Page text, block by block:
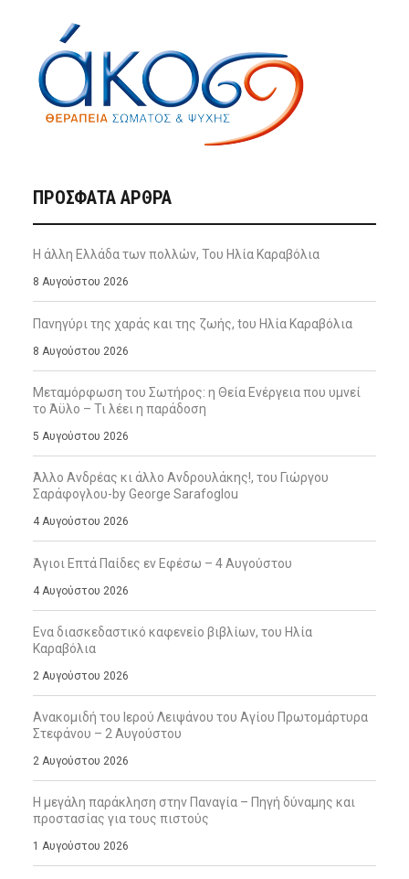
ΠΡΌΣΦΑΤΑ ΆΡΘΡΑ
Η άλλη Ελλάδα των πολλών, Του Ηλία Καραβόλια
8 Αυγούστου 2026
Πανηγύρι της χαράς και της ζωής, tου Ηλία Καραβόλια
8 Αυγούστου 2026
Μεταμόρφωση του Σωτήρος: η Θεία Ενέργεια που υμνεί
το Άϋλο – Τι λέει η παράδοση
5 Αυγούστου 2026
Άλλο Ανδρέας κι άλλο Ανδρουλάκης!, του Γιώργου
Σαράφογλου-by George Sarafoglou
4 Αυγούστου 2026
Άγιοι Επτά Παίδες εν Εφέσω – 4 Αυγούστου
4 Αυγούστου 2026
Ενα διασκεδαστικό καφενείο βιβλίων, του Ηλία
Καραβόλια
2 Αυγούστου 2026
Ανακομιδή του Ιερού Λειψάνου του Αγίου Πρωτομάρτυρα
Στεφάνου – 2 Αυγούστου
2 Αυγούστου 2026
Η μεγάλη παράκληση στην Παναγία – Πηγή δύναμης και
προστασίας για τους πιστούς
1 Αυγούστου 2026